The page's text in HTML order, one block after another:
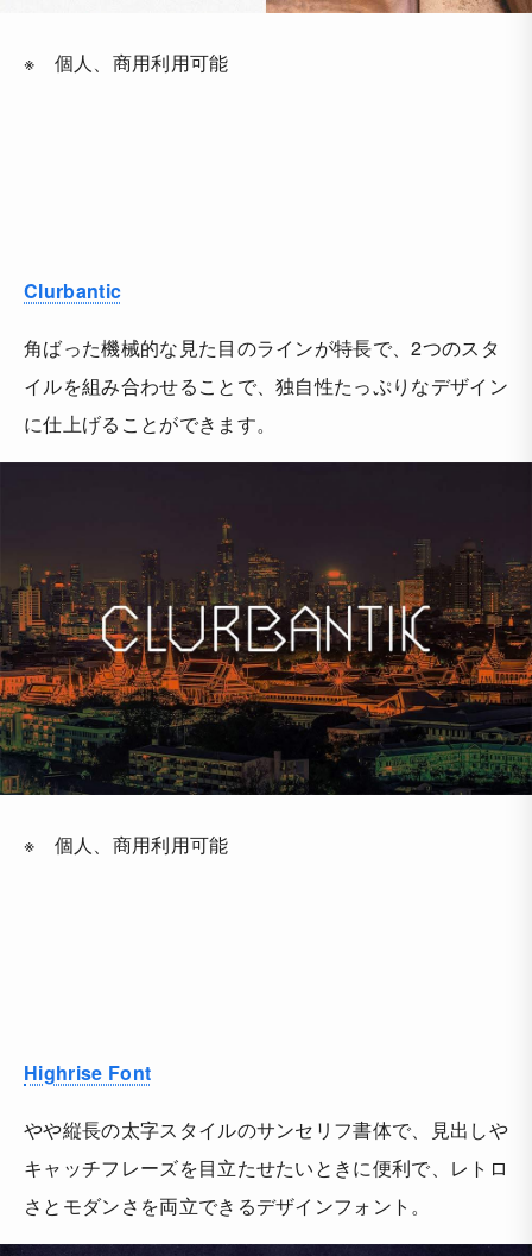
※ 個人、商用利用可能
Clurbantic
角ばった機械的な見た目のラインが特長で、2つのスタ
イルを組み合わせることで、独自性たっぷりなデザイン
に仕上げることができます。
※ 個人、商用利用可能
Highrise Font
やや縦長の太字スタイルのサンセリフ書体で、見出しや
キャッチフレーズを目立たせたいときに便利で、レトロ
さとモダンさを両立できるデザインフォント。